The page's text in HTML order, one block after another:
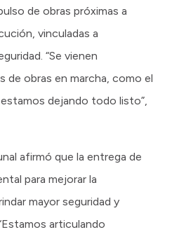
de obras próximas a
vinculadas a
“Se vienen
de obras en marcha, como el
dejando todo listo”,
afirmó que la entrega de
para mejorar la
mayor seguridad y
articulando